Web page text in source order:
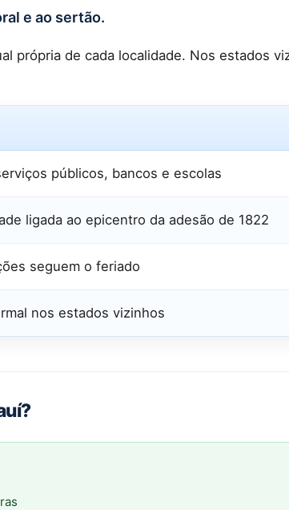
e ao sertão.
própria de cada localidade. Nos estados
públicos, bancos e escolas
ligada ao epicentro da adesão de 1822
seguem o feriado
nos estados vizinhos